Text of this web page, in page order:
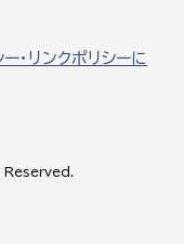
・リンクポリシーに